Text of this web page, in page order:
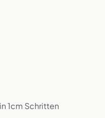
1cm Schritten